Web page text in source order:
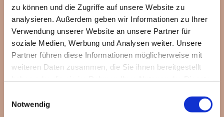
zu können und die Zugriffe auf unsere Website zu
analysieren. Außerdem geben wir Informationen zu Ihrer
Verwendung unserer Website an unsere Partner für
soziale Medien, Werbung und Analysen weiter. Unsere
Partner führen diese Informationen möglicherweise mit
weiteren Daten zusammen, die Sie ihnen bereitgestellt
Notwendig